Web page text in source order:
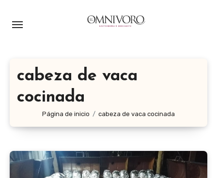
cabeza de vaca
cocinada
Página de inicio cabeza de vaca cocinada